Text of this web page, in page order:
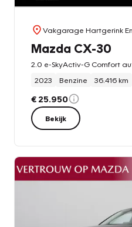
Vakgarage Hartgerink
Mazda CX-30
2.0 e-SkyActiv-G Comfort
2023
Benzine 36.416 km
€ 25.950
Bekijk